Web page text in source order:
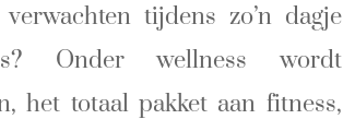
tijdens zo’n dagje
Onder wellness wordt
het totaal pakket aan fitness,